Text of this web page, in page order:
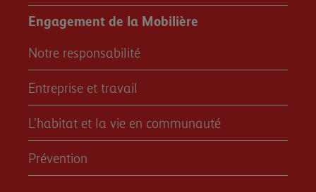
Engagement de la Mobilière
Notre responsabilité
Entreprise et travail
L’habitat et la vie en communauté
Prévention